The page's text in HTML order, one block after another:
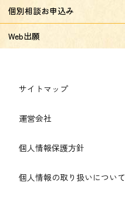
個別相談お申込み
Web出願
サイトマップ
運営会社
個人情報保護方針
個人情報の取り扱いについて